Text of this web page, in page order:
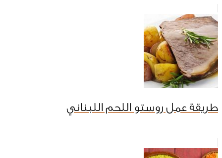
طريقة عمل روستو اللحم اللبناني